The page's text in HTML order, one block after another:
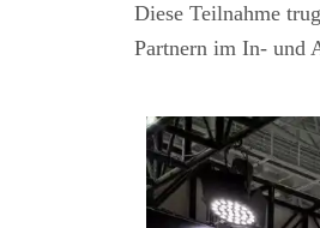
Diese Teilnahme
Partnern im In- und